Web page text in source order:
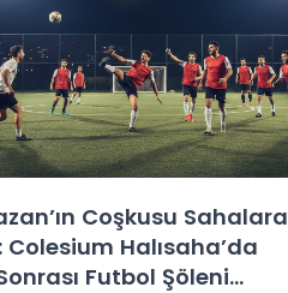
Coşkusu Sahalara
Colesium Halısaha’da
Futbol Şöleni